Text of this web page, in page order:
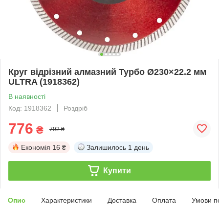
Круг відрізний алмазний Турбо Ø230×22.2 мм
ULTRA (1918362)
В наявності
Код: 1918362
Роздріб
776 ₴ 792 ₴
Економія 16 ₴ Залишилось 1 день
Купити
Опис Характеристики Доставка Оплата Умови